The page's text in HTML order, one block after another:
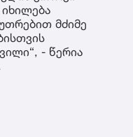
მძიმე
- წერია